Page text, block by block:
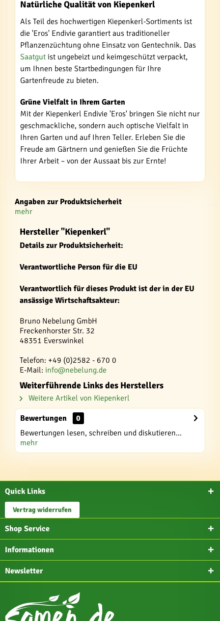
Natürliche Qualität von Kiepenkerl
Als Teil des hochwertigen Kiepenkerl-Sortiments ist
die 'Eros' Endivie garantiert aus traditioneller
Pflanzenzüchtung ohne Einsatz von Gentechnik. Das
Saatgut ist ungebeizt und keimgeschützt verpackt,
um Ihnen beste Startbedingungen für Ihre
Gartenfreude zu bieten.
Grüne Vielfalt in Ihrem Garten
Mit der Kiepenkerl Endivie 'Eros' bringen Sie nicht nur
geschmackliche, sondern auch optische Vielfalt in
Ihren Garten und auf Ihren Teller. Erleben Sie die
Freude am Gärtnern und genießen Sie die Früchte
Ihrer Arbeit – von der Aussaat bis zur Ernte!
Angaben zur Produktsicherheit
mehr
Hersteller "Kiepenkerl"
Details zur Produktsicherheit:
Verantwortliche Person für die EU
Verantwortlich für dieses Produkt ist der in der EU
ansässige Wirtschaftsakteur:
Bruno Nebelung GmbH
Freckenhorster Str. 32
48351 Everswinkel
Telefon: +49 (0)2582 - 670 0
E-Mail: info@nebelung.de
Weiterführende Links des Herstellers
Weitere Artikel von Kiepenkerl
Bewertungen
0
Bewertungen lesen, schreiben und diskutieren...
mehr
Quick Links
Vertrag widerrufen
Shop Service
Informationen
Newsletter